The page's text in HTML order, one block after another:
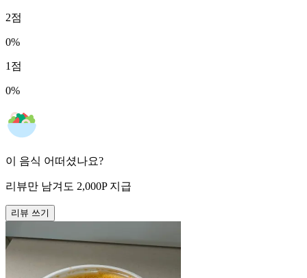
2점
0%
1 점
0%
이 음식 어떠셨나요?
리뷰만 남겨도 2,000P 지급
리뷰 쓰기